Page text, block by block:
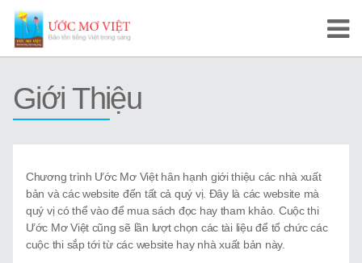
Cuộc Thi Ước Mơ Việt
Hướng Dẫn
Tài Liệu Học Tập
Video/Karaoke
Video Tự Học và Dạy Tiếng Việt
Giới Thiệu
Chương trình Ước Mơ Việt hân hạnh giới thiệu các nhà xuất
bản và các website đến tất cả quý vị. Đây là các website mà
quý vị có thể vào để mua sách đọc hay tham khảo. Cuộc thi
Ước Mơ Việt cũng sẽ lần lượt chọn các tài liệu để tổ chức các
cuộc thi sắp tới từ các website hay nhà xuất bản này.